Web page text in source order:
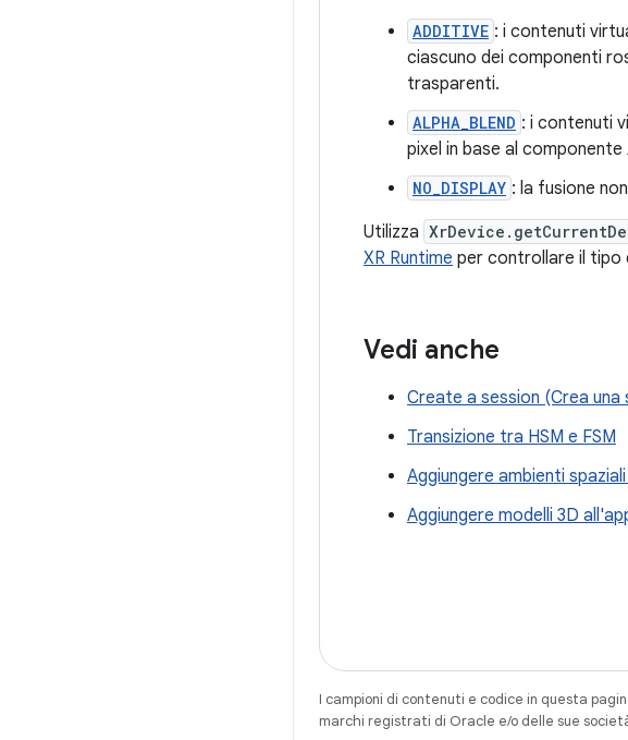
ADDITIVE : i contenuti
ciascuno dei componenti
trasparenti.
ALPHA_BLEND : i contenuti
pixel in base al componente
NO_DISPLAY : la fusione
Utilizza
XR Runtime per controllare il tipo
Vedi anche
Create a session (Crea una
Transizione tra HSM e FSM
Aggiungere ambienti
Aggiungere modelli 3D
I campioni di contenuti e codice in questa
marchi registrati di Oracle e/o delle sue